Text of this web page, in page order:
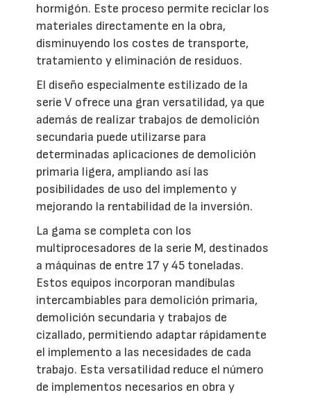
hormigón. Este proceso permite reciclar los
materiales directamente en la obra,
disminuyendo los costes de transporte,
tratamiento y eliminación de residuos.
El diseño especialmente estilizado de la
serie V ofrece una gran versatilidad, ya que
además de realizar trabajos de demolición
secundaria puede utilizarse para
determinadas aplicaciones de demolición
primaria ligera, ampliando así las
posibilidades de uso del implemento y
mejorando la rentabilidad de la inversión.
La gama se completa con los
multiprocesadores de la serie M, destinados
a máquinas de entre 17 y 45 toneladas.
Estos equipos incorporan mandíbulas
intercambiables para demolición primaria,
demolición secundaria y trabajos de
cizallado, permitiendo adaptar rápidamente
el implemento a las necesidades de cada
trabajo. Esta versatilidad reduce el número
de implementos necesarios en obra y